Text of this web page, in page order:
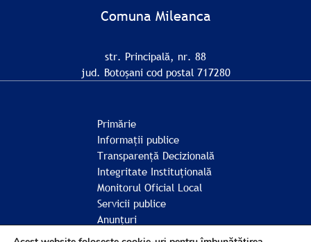
Comuna Mileanca
str. Principală, nr. 88
jud. Botoșani cod postal 717280
Primărie
Informații publice
Transparență Decizională
Integritate Instituțională
Monitorul Oficial Local
Servicii publice
Anunțuri
Comunitate